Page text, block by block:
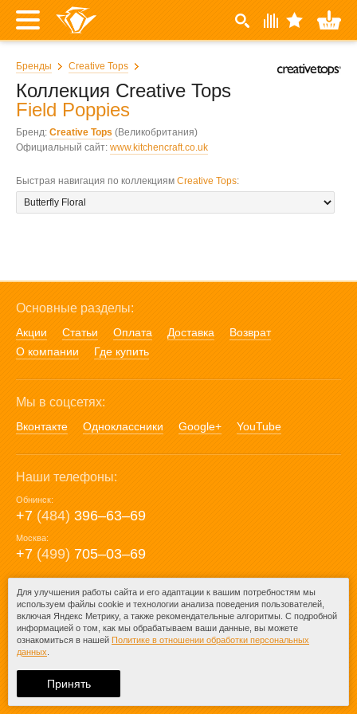
Бренды Creative Tops
Коллекция Creative Tops
Field Poppies
Бренд: Creative Tops (Великобритания)
Официальный сайт: www.kitchencraft.co.uk
Быстрая навигация по коллекциям Creative Tops:
Основные разделы:
Акции Статьи Оплата Доставка
Возврат
О компании
Где купить
Мы в соцсетях:
Вконтакте Одноклассники Google+ YouTube
Наши телефоны:
Обнинск:
+7 (484) 396‒63‒69
Москва:
+7 (499) 705‒03‒69
E-mail:
mail@posuda40.ru
При любом копировании информации
ссылка на
Для улучшения работы сайта и его адаптации к вашим потребностям мы
используем файлы cookie и технологии анализа поведения пользователей,
включая Яндекс Метрику, а также рекомендательные алгоритмы. С подробной
информацией о том, как мы обрабатываем ваши данные, вы можете
ознакомиться в нашей Политике в отношении обработки персональных
данных
Принять